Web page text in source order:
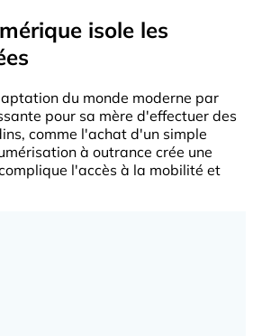
isole les
du monde moderne par
pour sa mère d'effectuer des
comme l'achat d'un simple
à outrance crée une
l'accès à la mobilité et